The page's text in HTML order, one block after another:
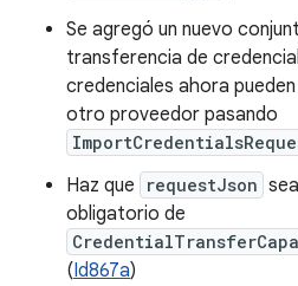
Se agregó un nuevo
transferencia de
credenciales ahora
otro proveedor pasando
Haz que
requestJson
obligatorio de
(Id867a)